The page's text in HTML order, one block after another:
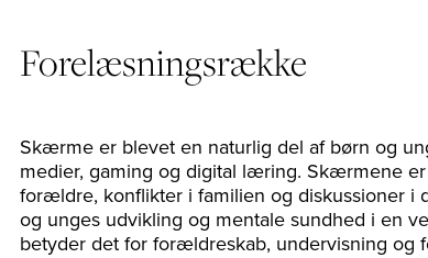
Forelæsningsrække
Skærme er blevet en naturlig del af børn og
medier, gaming og digital læring. Skærmene
forældre, konflikter i familien og diskussioner i
og unges udvikling og mentale sundhed i en
betyder det for forældreskab, undervisning og